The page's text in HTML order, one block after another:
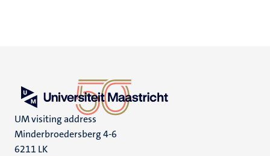
UM visiting address
Minderbroedersberg 4-6
6211 LK